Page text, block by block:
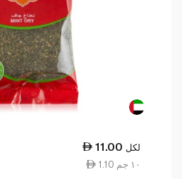
11.00 لكل
1.10 ١٠ جم